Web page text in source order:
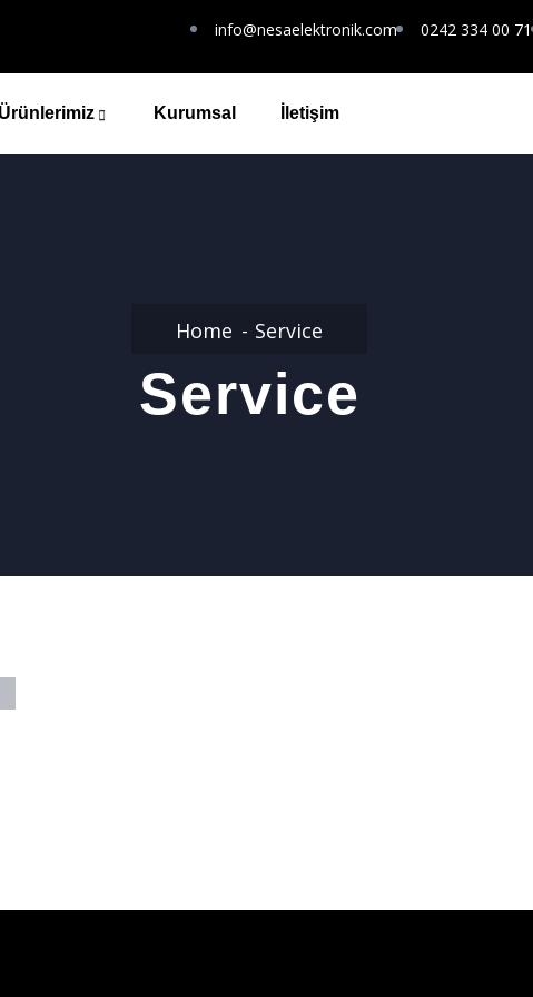
info@nesaelektronik.com 0242 334 00 71
Ürünlerimiz Kurumsal İletişim
Home Service
Service